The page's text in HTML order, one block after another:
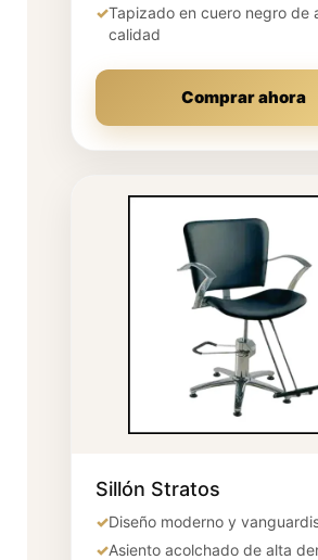
✓Tapizado en cuero negro de
calidad
Comprar ahora
Sillón Stratos
✓Diseño moderno y
✓Asiento acolchado de alta